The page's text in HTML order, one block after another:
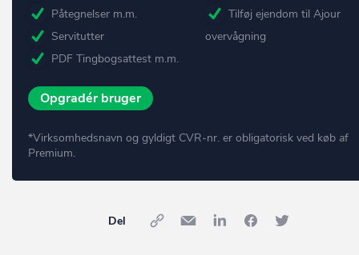
Påtegnelser m.m.
Servitutter
PDF Tingbogsattest m.m.
Tilføj ejendom til Ajour
overvågning
Opgradér bruger
*Virksomhedsnavn og gyldigt CVR-nr. er obligatorisk ved køb af
Premium.
Del